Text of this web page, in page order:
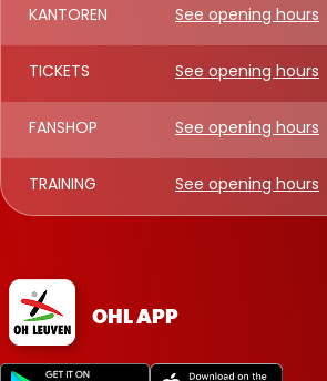
KANTOREN See opening hours
TICKETS See opening hours
FANSHOP See opening hours
TRAINING See opening hours
OHL APP